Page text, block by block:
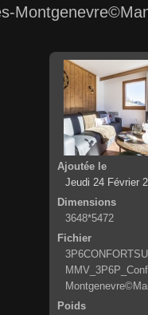
Ajoutée le
Jeudi 24 Février
Dimensions
3648*5472
Fichier
Poids